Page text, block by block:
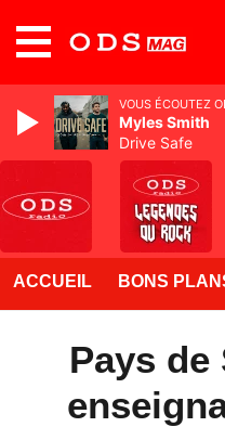
ACCUEIL BONS
Pays de
VOUS ÉCOUTEZ
Myles Smith
Drive Safe